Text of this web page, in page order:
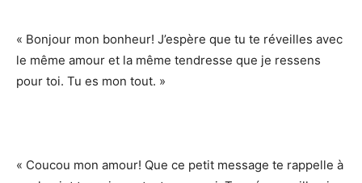
« Bonjour mon bonheur! J’espère que tu te réveilles avec
le même amour et la même tendresse que je ressens
pour toi. Tu es mon tout. »
« Coucou mon amour! Que ce petit message te rappelle à